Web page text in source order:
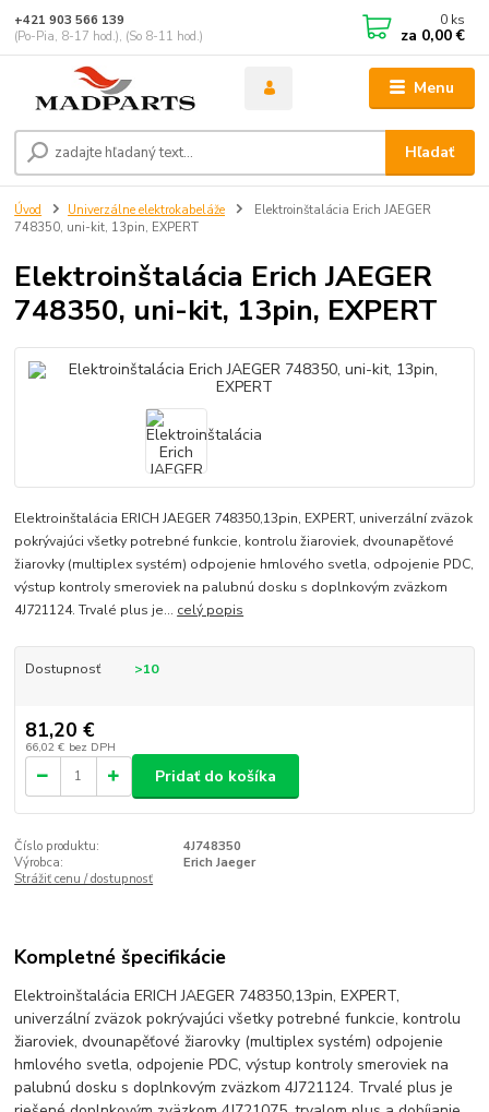
Menu
Hľadať
+421 903 566 139
(Po-Pia, 8-17 hod.), (So 8-11 hod.)
0 ks
za 0,00 €
Úvod Univerzálne elektrokabeláže
Elektroinštalácia Erich JAEGER
748350, uni-kit, 13pin, EXPERT
Elektroinštalácia Erich JAEGER
748350, uni-kit, 13pin, EXPERT
Elektroinštalácia ERICH JAEGER 748350,13pin, EXPERT, univerzální zväzok
pokrývajúci všetky potrebné funkcie, kontrolu žiaroviek, dvounapěťové
žiarovky (multiplex systém) odpojenie hmlového svetla, odpojenie PDC,
výstup kontroly smeroviek na palubnú dosku s doplnkovým zväzkom
4J721124. Trvalé plus je... celý popis
Dostupnosť >10
81,20 €
66,02 € bez DPH
Pridať do košíka
Číslo produktu:
4J748350
Výrobca:
Erich Jaeger
Strážiť cenu / dostupnosť
Kompletné špecifikácie
Elektroinštalácia ERICH JAEGER 748350,13pin, EXPERT,
univerzální zväzok pokrývajúci všetky potrebné funkcie, kontrolu
žiaroviek, dvounapěťové žiarovky (multiplex systém) odpojenie
hmlového svetla, odpojenie PDC, výstup kontroly smeroviek na
palubnú dosku s doplnkovým zväzkom 4J721124. Trvalé plus je